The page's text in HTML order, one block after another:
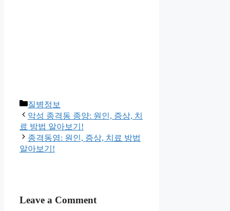
Categories
질병정보
악성 종격동 종양: 원인, 증상, 치
료 방법 알아보기!
종격동염: 원인, 증상, 치료 방법
알아보기!
Leave a Comment